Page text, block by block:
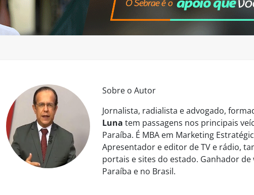
Sobre o Autor
Jornalista, radialista e advogado,
Luna tem passagens nos principais
Paraíba. É MBA em Marketing
Apresentador e editor de TV e rádio,
portais e sites do estado. Ganhador
Paraíba e no Brasil.